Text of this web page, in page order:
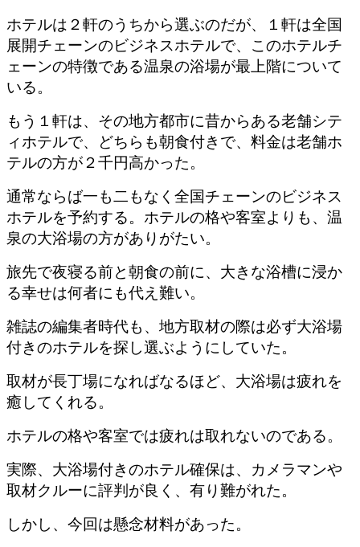
ホテルは２軒のうちから選ぶのだが、１軒は全国
展開チェーンのビジネスホテルで、このホテルチ
ェーンの特徴である温泉の浴場が最上階について
いる。
もう１軒は、その地方都市に昔からある老舗シテ
ィホテルで、どちらも朝食付きで、料金は老舗ホ
テルの方が２千円高かった。
通常ならば一も二もなく全国チェーンのビジネス
ホテルを予約する。ホテルの格や客室よりも、温
泉の大浴場の方がありがたい。
旅先で夜寝る前と朝食の前に、大きな浴槽に浸か
る幸せは何者にも代え難い。
雑誌の編集者時代も、地方取材の際は必ず大浴場
付きのホテルを探し選ぶようにしていた。
取材が長丁場になればなるほど、大浴場は疲れを
癒してくれる。
ホテルの格や客室では疲れは取れないのである。
実際、大浴場付きのホテル確保は、カメラマンや
取材クルーに評判が良く、有り難がれた。
しかし、今回は懸念材料があった。